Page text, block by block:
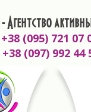
- Агентство
+38 (095) 721 07
+38 (097) 992 44